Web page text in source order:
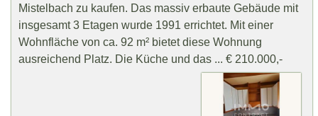
Mistelbach zu kaufen. Das massiv erbaute Gebäude mit
insgesamt 3 Etagen wurde 1991 errichtet. Mit einer
Wohnfläche von ca. 92 m² bietet diese Wohnung
ausreichend Platz. Die Küche und das ... € 210.000,-